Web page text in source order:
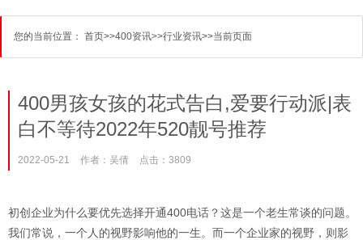
您的当前位置： 首页>>400资讯>>行业资讯>>当前页面
400男孩女孩的花式告白,爱要行动派|表
白不等待2022年520靓号推荐
2022-05-21 作者：吴倩 点击：3809
初创企业为什么要优先选择开通400电话？这是一个老生常谈的问题。
我们常说，一个人的视野影响他的一生。而一个企业家的视野，则影